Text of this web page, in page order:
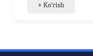
+ Ko‘rish